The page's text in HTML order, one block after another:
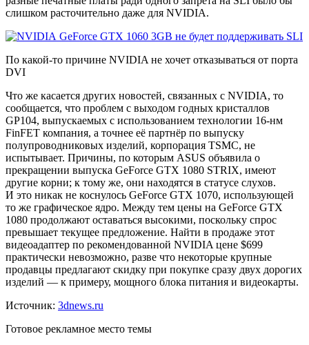
слишком расточительно даже для NVIDIA.
По какой-то причине NVIDIA не хочет отказываться от порта
DVI
Что же касается других новостей, связанных с NVIDIA, то
сообщается, что проблем с выходом годных кристаллов
GP104, выпускаемых с использованием технологии 16-нм
FinFET компания, а точнее её партнёр по выпуску
полупроводниковых изделий, корпорация TSMC, не
испытывает. Причины, по которым ASUS объявила о
прекращении выпуска GeForce GTX 1080 STRIX, имеют
другие корни; к тому же, они находятся в статусе слухов.
И это никак не коснулось GeForce GTX 1070, использующей
то же графическое ядро. Между тем цены на GeForce GTX
1080 продолжают оставаться высокими, поскольку спрос
превышает текущее предложение. Найти в продаже этот
видеоадаптер по рекомендованной NVIDIA цене $699
практически невозможно, разве что некоторые крупные
продавцы предлагают скидку при покупке сразу двух дорогих
изделий — к примеру, мощного блока питания и видеокарты.
Источник: 3dnews.ru
Готовое рекламное место темы